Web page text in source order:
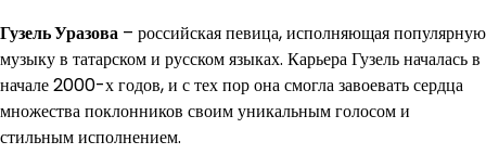
Гузель Уразова – российская певица, исполняющая популярную
музыку в татарском и русском языках. Карьера Гузель началась в
начале 2000-х годов, и с тех пор она смогла завоевать сердца
множества поклонников своим уникальным голосом и
стильным исполнением.